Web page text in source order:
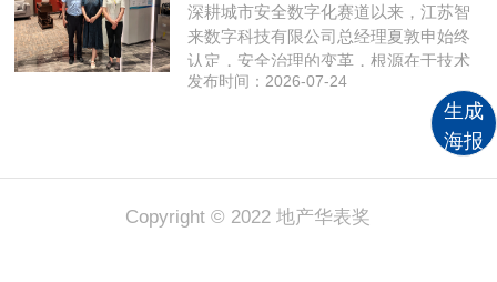
生成
海报
资管理有限公司总经理孙燕南
深耕城市安全数字化赛道以来，江苏智
来数字科技有限公司总经理夏敦申始终
认定，安全治理的变革，根源在于技术
模式的革新。在他看来，智慧消防不只
是简单的设备智能化，而是打通感知、
研判、预警、处置全链条，推动城市安
全从 “事后救火” 转向 “事前防患”。依靠
清晰的发展方向与持续不断的研发投
入，智来数字稳步搭建起面
发布时间：2026-07-24
Copyright © 2022 地产华表奖